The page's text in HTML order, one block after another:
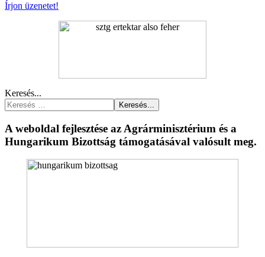
Írjon üzenetet!
Keresés...
Keresés...
A weboldal fejlesztése az Agrárminisztérium és a
Hungarikum Bizottság támogatásával valósult meg.